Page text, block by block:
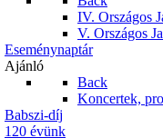
IV. Országos
V. Országos
Eseménynaptár
Ajánló
Back
Koncertek,
Babszi-díj
120 évünk